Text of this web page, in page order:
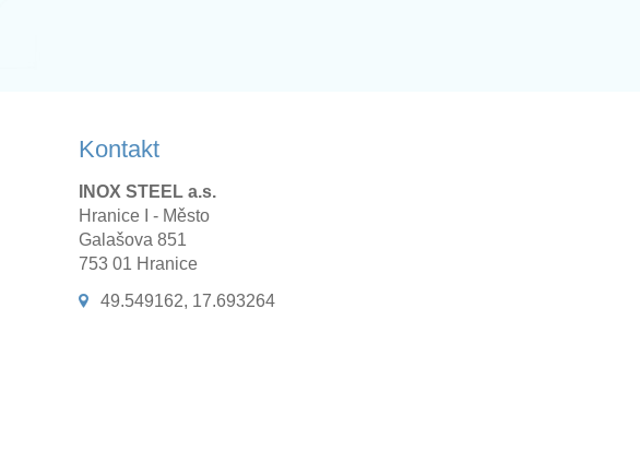
Kontakt
INOX STEEL a.s.
Hranice I - Město
Galašova 851
753 01 Hranice
49.549162, 17.693264